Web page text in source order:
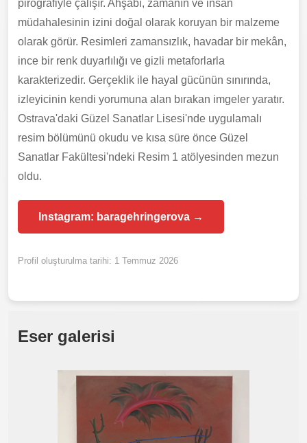
pirografiyle çalışır. Ahşabı, zamanın ve insan
müdahalesinin izini doğal olarak koruyan bir malzeme
olarak görür. Resimleri zamansızlık, havadar bir mekân,
ince bir renk duyarlılığı ve gizli metaforlarla
karakterizedir. Gerçeklik ile hayal gücünün sınırında,
izleyicinin kendi yorumuna alan bırakan imgeler yaratır.
Ostrava'daki Güzel Sanatlar Lisesi'nde uygulamalı
resim bölümünü okudu ve kısa süre önce Güzel
Sanatlar Fakültesi'ndeki Resim 1 atölyesinden mezun
oldu.
Instagram: baragehringerova →
Profil oluşturulma tarihi: 1 Temmuz 2026
Eser galerisi